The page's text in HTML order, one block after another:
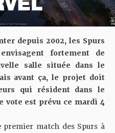
depuis 2002, les Spurs
fortement de
salle située dans le
avant ça, le projet doit
qui résident dans le
vote est prévu ce mardi 4
match des Spurs à